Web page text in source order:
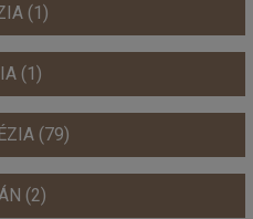
(1)
(1)
(79)
(2)